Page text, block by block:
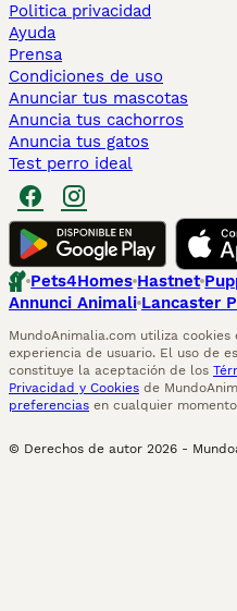
Politica privacidad
Ayuda
Prensa
Condiciones de uso
Anunciar tus mascotas
Anuncia tus cachorros
Anuncia tus gatos
Test perro ideal
Pets4Homes Hastnet
Annunci Animali Lancaster
MundoAnimalia.com utiliza
experiencia de usuario. El uso de
constituye la aceptación de los
Privacidad y Cookies de
preferencias en cualquier
© Derechos de autor 2026 -